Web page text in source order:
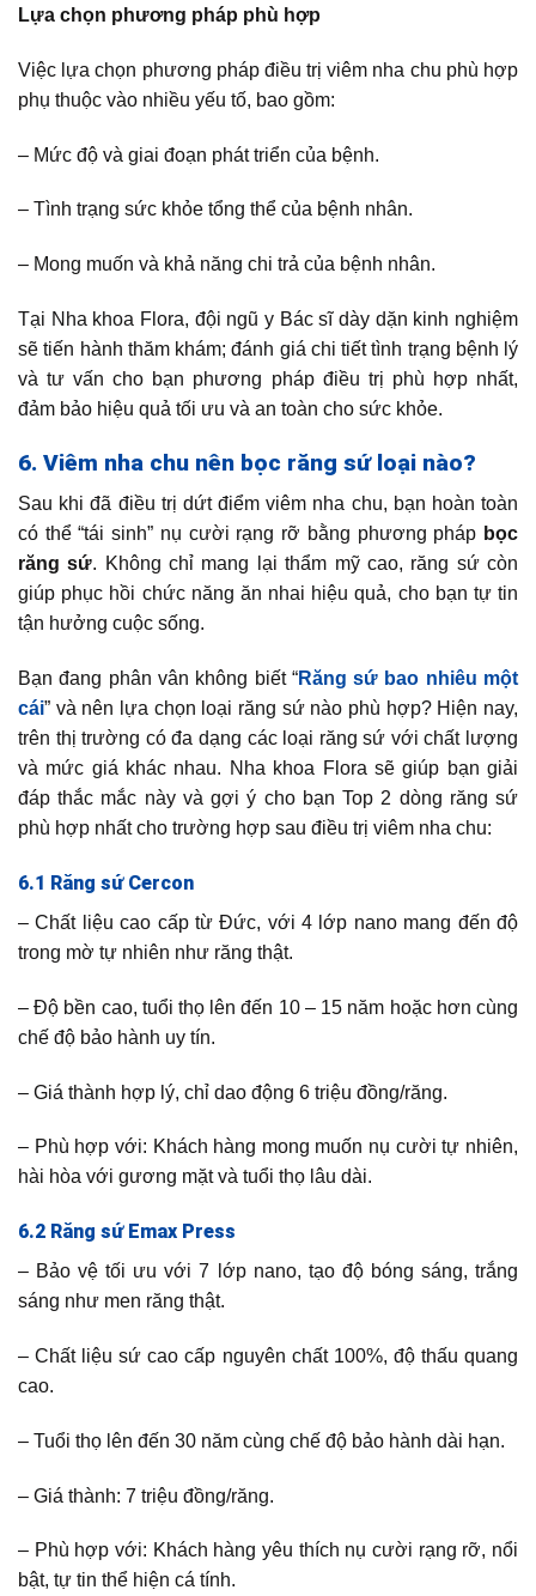
Lựa chọn phương pháp phù hợp
Việc lựa chọn phương pháp điều trị viêm nha chu phù hợp
phụ thuộc vào nhiều yếu tố, bao gồm:
– Mức độ và giai đoạn phát triển của bệnh.
– Tình trạng sức khỏe tổng thể của bệnh nhân.
– Mong muốn và khả năng chi trả của bệnh nhân.
Tại Nha khoa Flora, đội ngũ y Bác sĩ dày dặn kinh nghiệm
sẽ tiến hành thăm khám; đánh giá chi tiết tình trạng bệnh lý
và tư vấn cho bạn phương pháp điều trị phù hợp nhất,
đảm bảo hiệu quả tối ưu và an toàn cho sức khỏe.
6. Viêm nha chu nên bọc răng sứ loại nào?
Sau khi đã điều trị dứt điểm viêm nha chu, bạn hoàn toàn
có thể “tái sinh” nụ cười rạng rỡ bằng phương pháp bọc
răng sứ. Không chỉ mang lại thẩm mỹ cao, răng sứ còn
giúp phục hồi chức năng ăn nhai hiệu quả, cho bạn tự tin
tận hưởng cuộc sống.
Bạn đang phân vân không biết “Răng sứ bao nhiêu một
cái” và nên lựa chọn loại răng sứ nào phù hợp? Hiện nay,
trên thị trường có đa dạng các loại răng sứ với chất lượng
và mức giá khác nhau. Nha khoa Flora sẽ giúp bạn giải
đáp thắc mắc này và gợi ý cho bạn Top 2 dòng răng sứ
phù hợp nhất cho trường hợp sau điều trị viêm nha chu:
6.1 Răng sứ Cercon
– Chất liệu cao cấp từ Đức, với 4 lớp nano mang đến độ
trong mờ tự nhiên như răng thật.
– Độ bền cao, tuổi thọ lên đến 10 – 15 năm hoặc hơn cùng
chế độ bảo hành uy tín.
– Giá thành hợp lý, chỉ dao động 6 triệu đồng/răng.
– Phù hợp với: Khách hàng mong muốn nụ cười tự nhiên,
hài hòa với gương mặt và tuổi thọ lâu dài.
6.2 Răng sứ Emax Press
– Bảo vệ tối ưu với 7 lớp nano, tạo độ bóng sáng, trắng
sáng như men răng thật.
– Chất liệu sứ cao cấp nguyên chất 100%, độ thấu quang
cao.
– Tuổi thọ lên đến 30 năm cùng chế độ bảo hành dài hạn.
– Giá thành: 7 triệu đồng/răng.
– Phù hợp với: Khách hàng yêu thích nụ cười rạng rỡ, nổi
bật, tự tin thể hiện cá tính.